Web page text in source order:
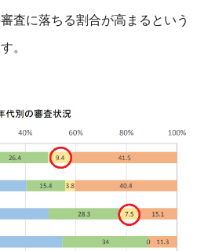
査に落ちる割合が高まるという
。